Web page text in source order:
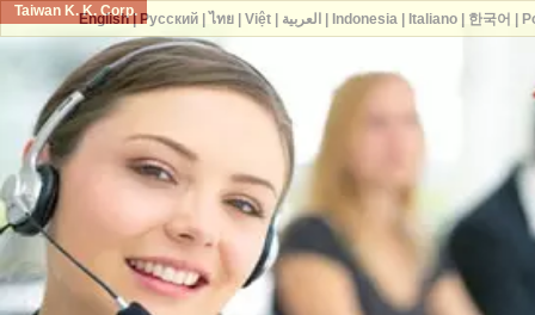
Taiwan K. K. Corp.
English| Русский| ไทย| Việt| العربية Indonesia| Italiano| 한국어